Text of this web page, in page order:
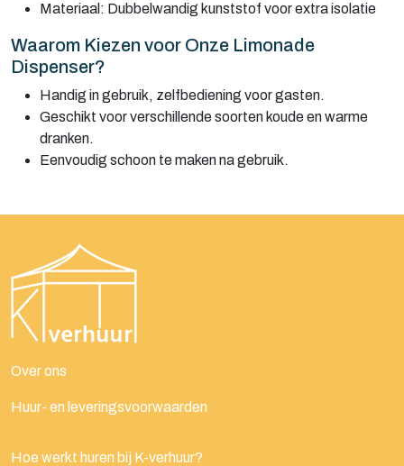
Materiaal: Dubbelwandig kunststof voor extra isolatie
Waarom Kiezen voor Onze Limonade
Dispenser?
Handig in gebruik, zelfbediening voor gasten.
Geschikt voor verschillende soorten koude en warme
dranken.
Eenvoudig schoon te maken na gebruik.
Over ons
Huur- en leveringsvoorwaarden
Hoe werkt huren bij K-verhuur?